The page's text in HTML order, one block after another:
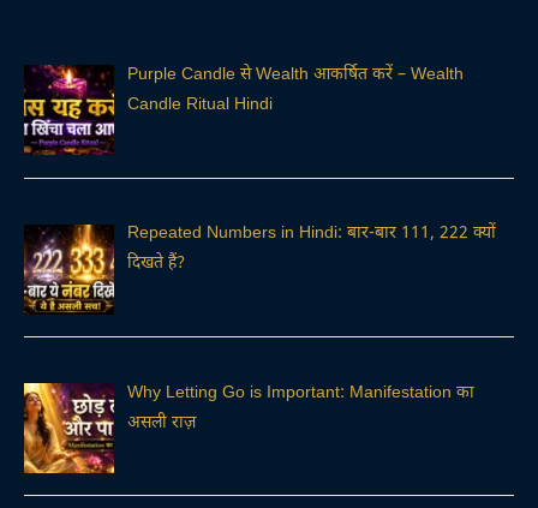
Purple Candle से Wealth आकर्षित करें – Wealth
Candle Ritual Hindi
Repeated Numbers in Hindi: बार-बार 111, 222 क्यों
दिखते हैं?
Why Letting Go is Important: Manifestation का
असली राज़